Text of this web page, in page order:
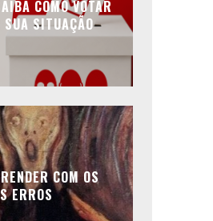
COMO VOTAR
SITUAÇÃO
COM OS
ERROS